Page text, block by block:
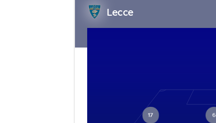
Lecce
17 6